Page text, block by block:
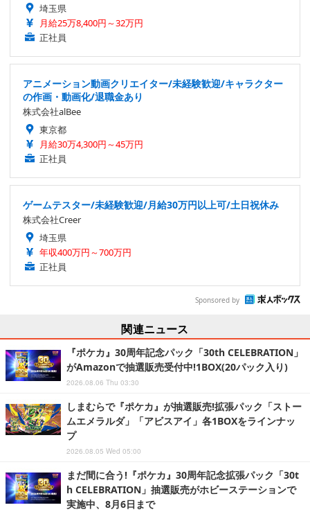
埼玉県
月給25万8,400円～32万円
正社員
アニメーション動画クリエイター/未経験歓迎/キャラクター
の作画・動画化/退職金あり
株式会社alBee
東京都
月給30万4,300円～45万円
正社員
ゲームテスター/未経験歓迎/月給30万円以上可/土日祝休み
株式会社Creer
埼玉県
年収400万円～700万円
正社員
Sponsored by
関連ニュース
『ポケカ』30周年記念パック「30th CELEBRATION」
がAmazonで抽選販売受付中!1BOX(20パック入り)
2026.08.06 Thu 03:30
しまむらで『ポケカ』が抽選販売!拡張パック「ストー
ムエメラルダ」「アビスアイ」各1BOXをラインナッ
プ
2026.08.05 Wed 05:00
まだ間に合う!『ポケカ』30周年記念拡張パック「30t
h CELEBRATION」抽選販売がホビーステーションで
実施中、8月6日まで